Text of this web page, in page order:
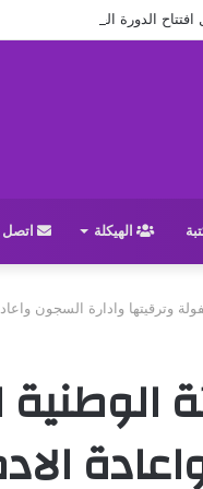
العادية (38) للمجلس الوطني
الهيكلة اتصل
وترقيتها وادارة السجون